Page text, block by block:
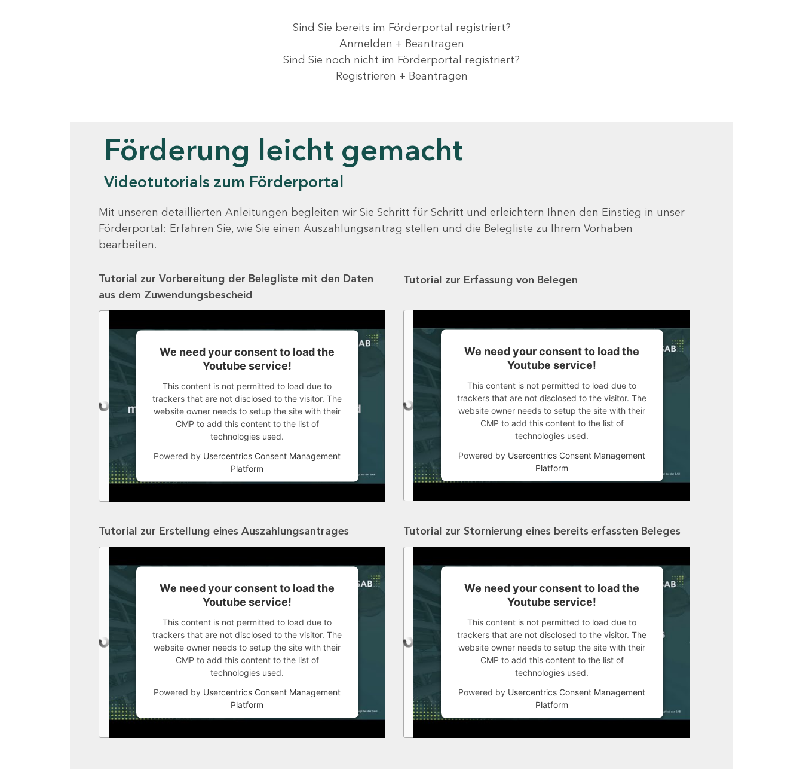
Sind Sie bereits im Förderportal registriert?
Anmelden + Beantragen
Sind Sie noch nicht im Förderportal registriert?
Registrieren + Beantragen
Förderung leicht gemacht
Videotutorials zum Förderportal
Mit unseren detaillierten Anleitungen begleiten wir Sie Schritt für Schritt und erleichtern Ihnen den Einstieg in unser
Förderportal: Erfahren Sie, wie Sie einen Auszahlungsantrag stellen und die Belegliste zu Ihrem Vorhaben
bearbeiten.
Tutorial zur Vorbereitung der Belegliste mit den Daten
aus dem Zuwendungsbescheid
We need your consent to load the
Youtube service!
This content is not permitted to load due to
trackers that are not disclosed to the visitor. The
website owner needs to setup the site with their
CMP to add this content to the list of
technologies used.
Powered by Usercentrics Consent Management
Platform
Tutorial zur Erfassung von Belegen
We need your consent to load the
Youtube service!
This content is not permitted to load due to
trackers that are not disclosed to the visitor. The
website owner needs to setup the site with their
CMP to add this content to the list of
technologies used.
Powered by Usercentrics Consent Management
Platform
Tutorial zur Erstellung eines Auszahlungsantrages
We need your consent to load the
Youtube service!
This content is not permitted to load due to
trackers that are not disclosed to the visitor. The
website owner needs to setup the site with their
CMP to add this content to the list of
technologies used.
Powered by Usercentrics Consent Management
Platform
Tutorial zur Stornierung eines bereits erfassten Beleges
We need your consent to load the
Youtube service!
This content is not permitted to load due to
trackers that are not disclosed to the visitor. The
website owner needs to setup the site with their
CMP to add this content to the list of
technologies used.
Powered by Usercentrics Consent Management
Platform